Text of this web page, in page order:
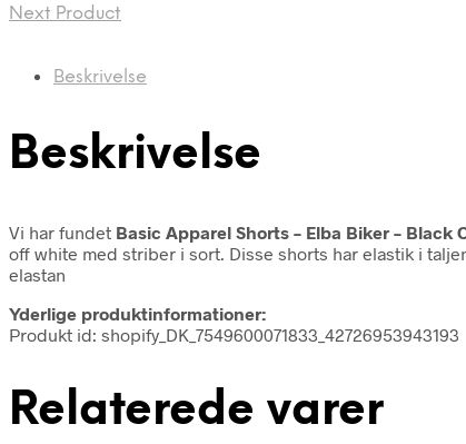
Next Product
Beskrivelse
Beskrivelse
Vi har fundet Basic Apparel Shorts – Elba Biker – Black
off white med striber i sort. Disse shorts har elastik i
elastan
Yderlige produktinformationer:
Produkt id: shopify_DK_7549600071833_42726953943193
Relaterede varer